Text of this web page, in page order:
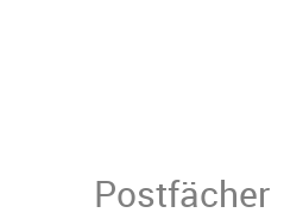
Postfächer